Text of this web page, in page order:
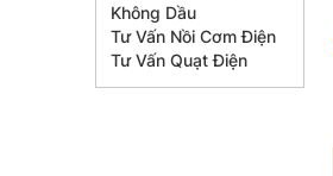
Không Dầu
Tư Vấn Nồi Cơm Điện
Tư Vấn Quạt Điện